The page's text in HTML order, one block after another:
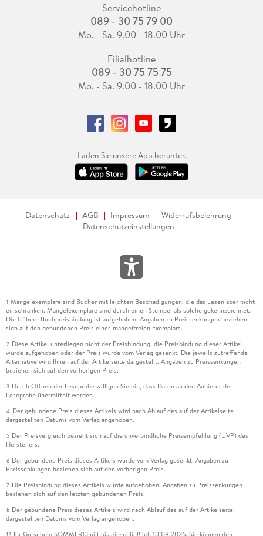
Servicehotline
089 - 30 75 79 00
Mo. - Sa. 9.00 - 18.00 Uhr
Filialhotline
089 - 30 75 75 75
Mo. - Sa. 9.00 - 18.00 Uhr
Laden Sie unsere App herunter.
Datenschutz AGB Impressum
Widerrufsbelehrung
Datenschutzeinstellungen
1 Mängelexemplare sind Bücher mit leichten Beschädigungen, die das Lesen aber nicht
einschränken. Mängelexemplare sind durch einen Stempel als solche gekennzeichnet.
Die frühere Buchpreisbindung ist aufgehoben. Angaben zu Preissenkungen beziehen
sich auf den gebundenen Preis eines mangelfreien Exemplars.
2 Diese Artikel unterliegen nicht der Preisbindung, die Preisbindung dieser Artikel
wurde aufgehoben oder der Preis wurde vom Verlag gesenkt. Die jeweils zutreffende
Alternative wird Ihnen auf der Artikelseite dargestellt. Angaben zu Preissenkungen
beziehen sich auf den vorherigen Preis.
3 Durch Öffnen der Leseprobe willigen Sie ein, dass Daten an den Anbieter der
Leseprobe übermittelt werden.
4 Der gebundene Preis dieses Artikels wird nach Ablauf des auf der Artikelseite
dargestellten Datums vom Verlag angehoben.
5 Der Preisvergleich bezieht sich auf die unverbindliche Preisempfehlung (UVP) des
Herstellers.
6 Der gebundene Preis dieses Artikels wurde vom Verlag gesenkt. Angaben zu
Preissenkungen beziehen sich auf den vorherigen Preis.
7 Die Preisbindung dieses Artikels wurde aufgehoben. Angaben zu Preissenkungen
beziehen sich auf den letzten gebundenen Preis.
8 Der gebundene Preis dieses Artikels wird nach Ablauf des auf der Artikelseite
dargestellten Datums vom Verlag angehoben.